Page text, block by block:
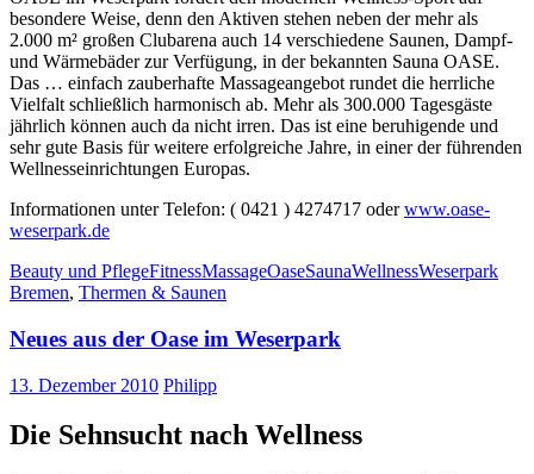
besondere Weise, denn den Aktiven stehen neben der mehr als
2.000 m² großen Clubarena auch 14 verschiedene Saunen, Dampf-
und Wärmebäder zur Verfügung, in der bekannten Sauna OASE.
Das … einfach zauberhafte Massageangebot rundet die herrliche
Vielfalt schließlich harmonisch ab. Mehr als 300.000 Tagesgäste
jährlich können auch da nicht irren. Das ist eine beruhigende und
sehr gute Basis für weitere erfolgreiche Jahre, in einer der führenden
Wellnesseinrichtungen Europas.
Informationen unter Telefon: ( 0421 ) 4274717 oderwww.oase-
weserpark.de
Beauty und PflegeFitnessMassageOaseSaunaWellnessWeserpark
Bremen, Thermen & Saunen
Neues aus der Oase im Weserpark
13. Dezember 2010 Philipp
Die Sehnsucht nach Wellness